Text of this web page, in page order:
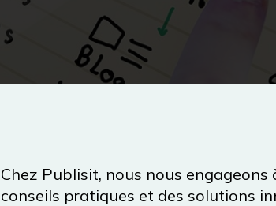
Chez Publisit, nous nous
conseils pratiques et des solutions